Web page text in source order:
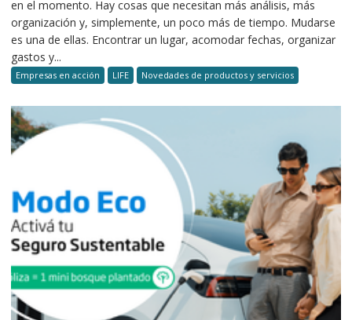
en el momento. Hay cosas que necesitan más análisis, más
organización y, simplemente, un poco más de tiempo. Mudarse
es una de ellas. Encontrar un lugar, acomodar fechas, organizar
gastos y...
Empresas en acción LIFE Novedades de productos y servicios